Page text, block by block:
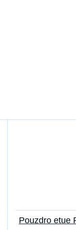
Pouzdro etue